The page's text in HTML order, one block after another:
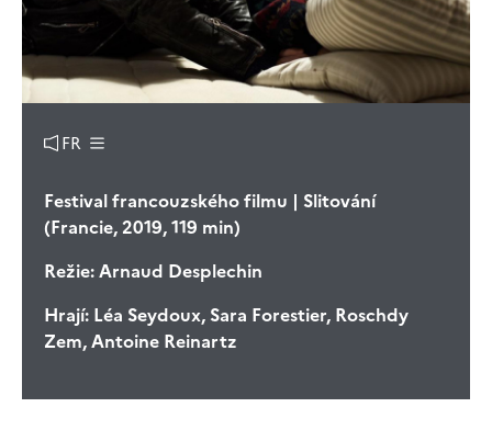
FR
Festival francouzského filmu | Slitování
(Francie, 2019, 119 min)
Režie:Arnaud Desplechin
Hrají: Léa Seydoux, Sara Forestier, Roschdy
Zem, Antoine Reinartz